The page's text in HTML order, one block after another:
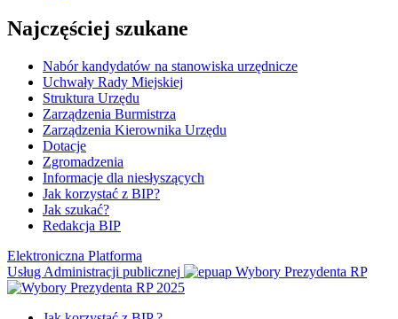
Najczęściej szukane
Nabór kandydatów na stanowiska urzędnicze
Uchwały Rady Miejskiej
Struktura Urzędu
Zarządzenia Burmistrza
Zarządzenia Kierownika Urzędu
Dotacje
Zgromadzenia
Informacje dla niesłyszących
Jak korzystać z BIP?
Jak szukać?
Redakcja BIP
Elektroniczna Platforma
Usług Administracji publicznej
Wybory Prezydenta RP